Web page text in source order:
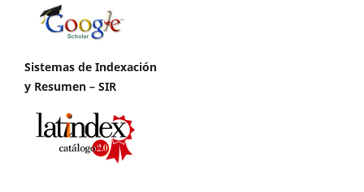
Sistemas de Indexación
y Resumen – SIR